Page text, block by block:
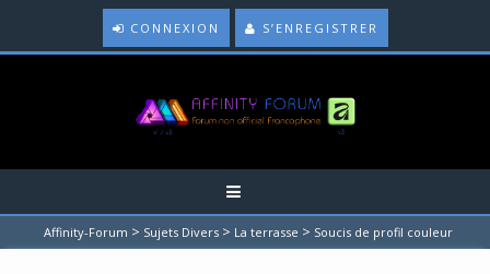
CONNEXION S’ENREGISTRER
Affinity-Forum > Sujets Divers > La terrasse > Soucis de profil couleur